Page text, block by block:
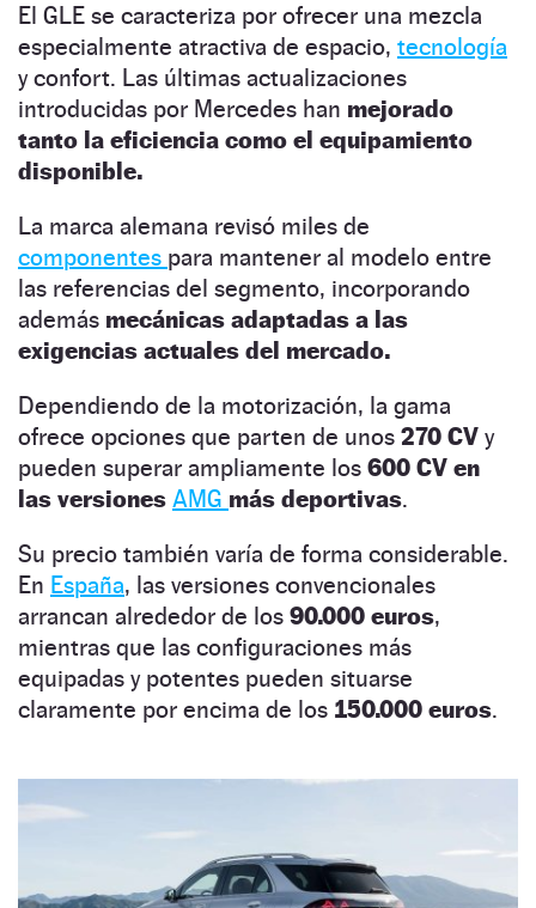
El GLE se caracteriza por ofrecer una mezcla
especialmente atractiva de espacio, tecnología
y confort. Las últimas actualizaciones
introducidas por Mercedes han mejorado
tanto la eficiencia como el equipamiento
disponible.
La marca alemana revisó miles de
componentes para mantener al modelo entre
las referencias del segmento, incorporando
además mecánicas adaptadas a las
exigencias actuales del mercado.
Dependiendo de la motorización, la gama
ofrece opciones que parten de unos 270 CV y
pueden superar ampliamente los 600 CV en
las versiones AMG más deportivas.
Su precio también varía de forma considerable.
En España, las versiones convencionales
arrancan alrededor de los 90.000 euros,
mientras que las configuraciones más
equipadas y potentes pueden situarse
claramente por encima de los 150.000 euros.